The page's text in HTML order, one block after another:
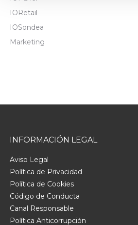
IORetail
IOSondea
Marketing
INFORMACIÓN LEGAL
Aviso Legal
Política de Privacidad
Política de Cookies
Código de Conducta
Canal Responsable
Política Anticorrupción